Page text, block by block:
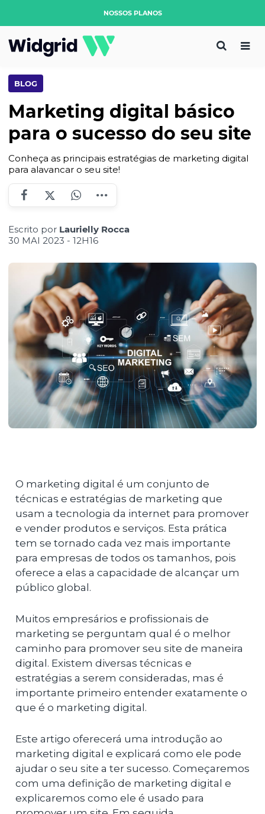
NOSSOS PLANOS
BLOG
Marketing digital básico
para o sucesso do seu site
Conheça as principais estratégias de marketing digital
para alavancar o seu site!
Escrito por Laurielly Rocca
30 MAI 2023 - 12H16
O marketing digital é um conjunto de
técnicas e estratégias de marketing que
usam a tecnologia da internet para promover
e vender produtos e serviços. Esta prática
tem se tornado cada vez mais importante
para empresas de todos os tamanhos, pois
oferece a elas a capacidade de alcançar um
público global.
Muitos empresários e profissionais de
marketing se perguntam qual é o melhor
caminho para promover seu site de maneira
digital. Existem diversas técnicas e
estratégias a serem consideradas, mas é
importante primeiro entender exatamente o
que é o marketing digital.
Este artigo oferecerá uma introdução ao
marketing digital e explicará como ele pode
ajudar o seu site a ter sucesso. Começaremos
com uma definição de marketing digital e
explicaremos como ele é usado para